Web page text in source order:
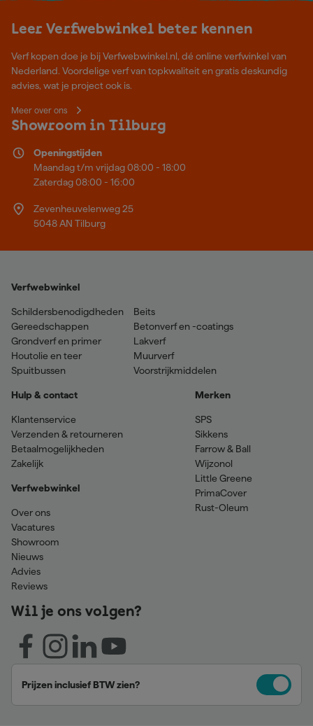
Leer Verfwebwinkel beter kennen
Verf kopen doe je bij Verfwebwinkel.nl, dé online verfwinkel van
Nederland. Voordelige verf van topkwaliteit en gratis deskundig
advies, wat je project ook is.
Meer over ons
Showroom in Tilburg
Openingstijden
Maandag t/m vrijdag 08:00 - 18:00
Zaterdag 08:00 - 16:00
Zevenheuvelenweg 25
5048 AN Tilburg
Verfwebwinkel
Schildersbenodigdheden
Gereedschappen
Grondverf en primer
Houtolie en teer
Spuitbussen
Beits
Betonverf en -coatings
Lakverf
Muurverf
Voorstrijkmiddelen
Hulp & contact
Klantenservice
Verzenden & retourneren
Betaalmogelijkheden
Zakelijk
Verfwebwinkel
Over ons
Vacatures
Showroom
Nieuws
Advies
Reviews
Merken
SPS
Sikkens
Farrow & Ball
Wijzonol
Little Greene
PrimaCover
Rust-Oleum
Wil je ons volgen?
Prijzen inclusief BTW zien?